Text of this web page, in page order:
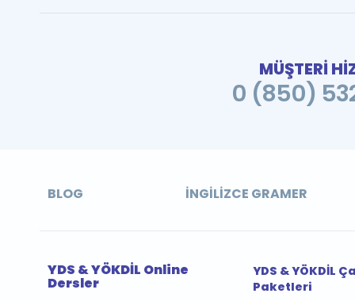
MÜŞTERİ
0 (850)
BLOG İNGILIZCE GRAMER
YDS & YÖKDİL Online
Dersler
YDS & YÖKDİL
Paketleri